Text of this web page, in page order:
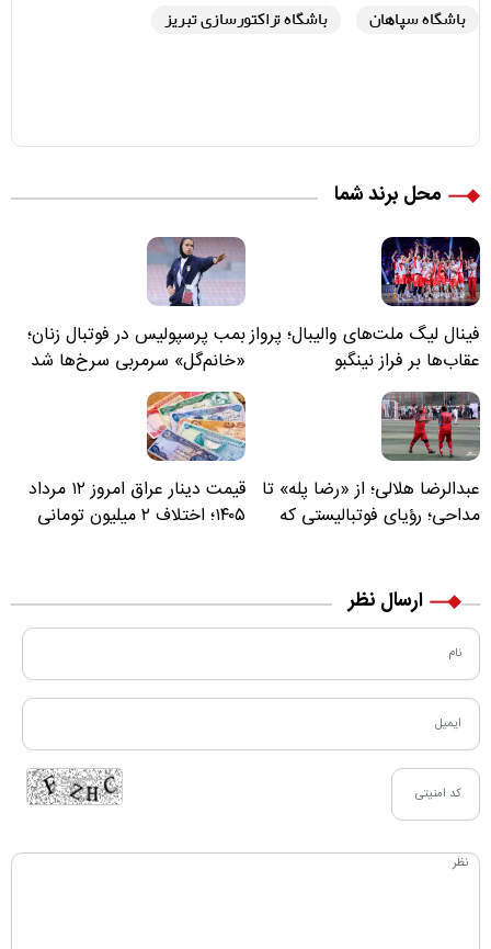
باشگاه سپاهان باشگاه تراکتورسازی تبریز
محل برند شما
فینال لیگ ملت‌های والیبال؛ پرواز
عقاب‌ها بر فراز نینگبو
بمب پرسپولیس در فوتبال زنان؛
«خانم‌گل» سرمربی سرخ‌ها شد
عبدالرضا هلالی؛ از «رضا پله» تا
مداحی؛ رؤیای فوتبالیستی که
قیمت دینار عراق امروز ۱۲ مرداد
۱۴۰۵؛ اختلاف ۲ میلیون تومانی
ارسال نظر